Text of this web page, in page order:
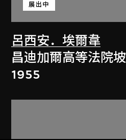
呂西安．埃爾韋
展出中
昌迪加爾高等法院
1955